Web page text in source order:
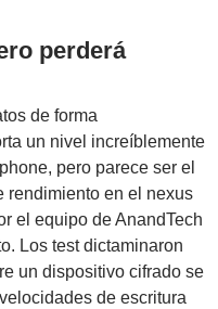
perderá
de forma
un nivel increíblemente
pero parece ser el
rendimiento en el nexus
el equipo de AnandTech
Los test dictaminaron
un dispositivo cifrado se
de escritura